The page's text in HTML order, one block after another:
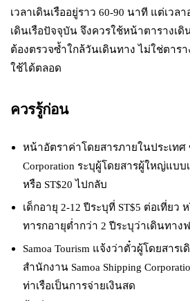
เวลาเดินเรืออยู่ราว 60-90 นาที แต่เวล
เดินเรือปัจจุบัน จึงควรใช้หน้าตารางเดิ
ต้องตรวจซ้ำใกล้วันเดินทาง ไม่ใช่ตาร
ใช้ได้ตลอด
ควรรู้ก่อน
หน้าอัตราค่าโดยสารภายในประเทศ
Corporation ระบุผู้โดยสารผู้ใหญ่แบบ
หรือ ST$20 ไปกลับ
เด็กอายุ 2-12 ปีระบุที่ ST$5 ต่อเที่ยว
ทารกอายุต่ำกว่า 2 ปีระบุว่าเดินทาง
Samoa Tourism แจ้งว่าตั๋วผู้โดยสาร
สำนักงาน Samoa Shipping
ท่าเรือเป็นการจ่ายเงินสด